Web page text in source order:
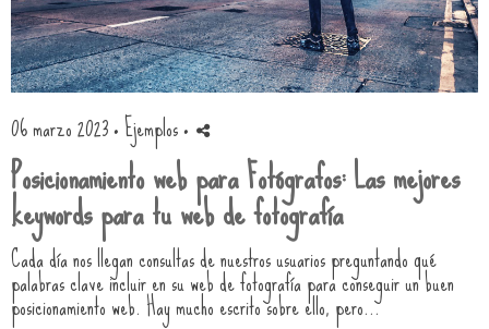
06 marzo 2023 ·Ejemplos·
Posicionamiento web para Fotógrafos: Las mejores
keywords para tu web de fotografía
Cada día nos llegan consultas de nuestros usuarios preguntando qué
palabras clave incluir en su web de fotografía para conseguir un buen
posicionamiento web. Hay mucho escrito sobre ello, pero...